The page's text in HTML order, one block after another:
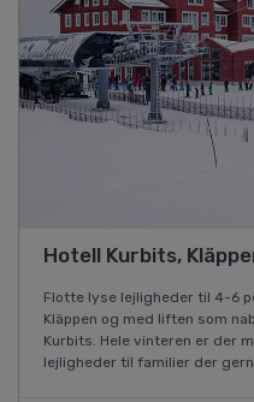
Hotell Kurbits,
Flotte lyse lejligheder til 4-6
Kläppen og med liften som
Kurbits. Hele vinteren er der
lejligheder til familier der